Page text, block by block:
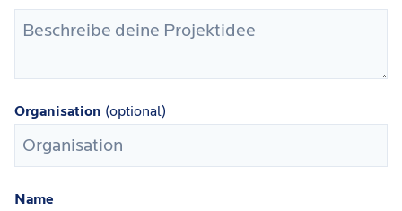
Organisation (optional)
Name